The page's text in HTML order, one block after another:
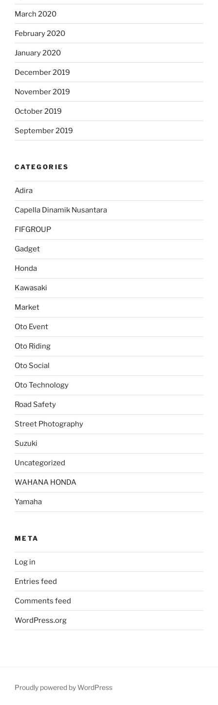
March 2020
February 2020
January 2020
December 2019
November 2019
October 2019
September 2019
CATEGORIES
Adira
Capella Dinamik Nusantara
FIFGROUP
Gadget
Honda
Kawasaki
Market
Oto Event
Oto Riding
Oto Social
Oto Technology
Road Safety
Street Photography
Suzuki
Uncategorized
WAHANA HONDA
Yamaha
META
Log in
Entries feed
Comments feed
WordPress.org
Proudly powered by WordPress